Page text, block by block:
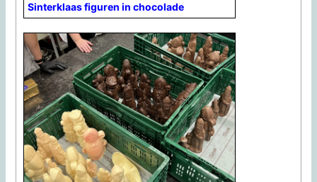
Sinterklaas figuren in chocolade